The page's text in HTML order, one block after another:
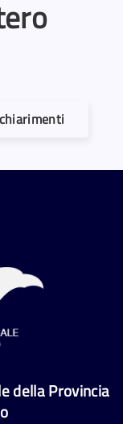
della Provincia